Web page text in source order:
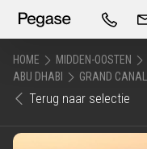
HOME MIDDEN-OOSTEN
ABU DHABI
GRAND CANAL
Terug naar selectie